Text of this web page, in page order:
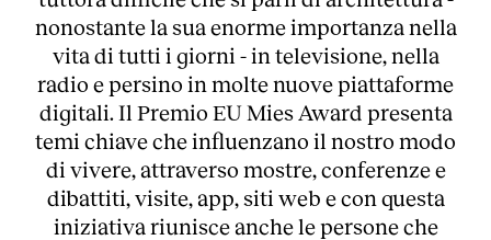
nonostante la sua enorme importanza nella
vita di tutti i giorni - in televisione, nella
radio e persino in molte nuove piattaforme
digitali. Il Premio EU Mies Award presenta
temi chiave che influenzano il nostro modo
di vivere, attraverso mostre, conferenze e
dibattiti, visite, app, siti web e con questa
iniziativa riunisce anche le persone che